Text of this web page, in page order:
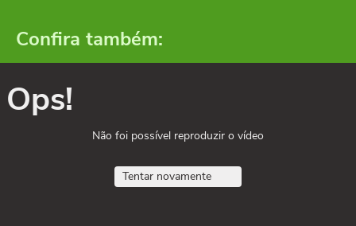
Confira também:
Ops!
Não foi possível reproduzir o vídeo
Tentar novamente